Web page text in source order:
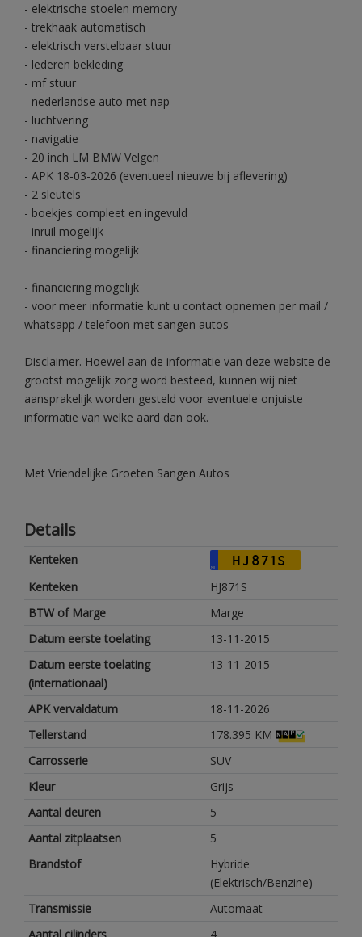
- elektrische stoelen memory
- trekhaak automatisch
- elektrisch verstelbaar stuur
- lederen bekleding
- mf stuur
- nederlandse auto met nap
- luchtvering
- navigatie
- 20 inch LM BMW Velgen
- APK 18-03-2026 (eventueel nieuwe bij aflevering)
- 2 sleutels
- boekjes compleet en ingevuld
- inruil mogelijk
- financiering mogelijk
- financiering mogelijk
- voor meer informatie kunt u contact opnemen per mail /
whatsapp / telefoon met sangen autos
Disclaimer. Hoewel aan de informatie van deze website de
grootst mogelijk zorg word besteed, kunnen wij niet
aansprakelijk worden gesteld voor eventuele onjuiste
informatie van welke aard dan ook.
Met Vriendelijke Groeten Sangen Autos
Details
Kenteken
NL HJ871S
Kenteken
HJ871S
BTW of Marge
Marge
Datum eerste toelating
13-11-2015
Datum eerste toelating
(internationaal)
13-11-2015
APK vervaldatum
18-11-2026
Tellerstand
178.395 KM
Carrosserie
SUV
Kleur
Grijs
Aantal deuren
5
Aantal zitplaatsen
5
Brandstof
Hybride
(Elektrisch/Benzine)
Transmissie
Automaat